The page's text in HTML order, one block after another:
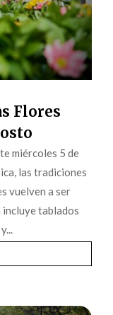
Flores
miércoles 5 de
las tradiciones
vuelven a ser
tablados